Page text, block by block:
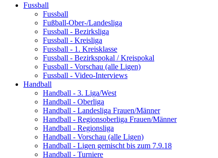
Fussball
Fussball
Fußball-Ober-/Landesliga
Fussball - Bezirksliga
Fussball - Kreisliga
Fussball - 1. Kreisklasse
Fussball - Bezirkspokal / Kreispokal
Fussball - Vorschau (alle Ligen)
Fussball - Video-Interviews
Handball
Handball - 3. Liga/West
Handball - Oberliga
Handball - Landesliga Frauen/Männer
Handball - Regionsoberliga Frauen/Männer
Handball - Regionsliga
Handball - Vorschau (alle Ligen)
Handball - Ligen gemischt bis zum 7.9.18
Handball - Turniere